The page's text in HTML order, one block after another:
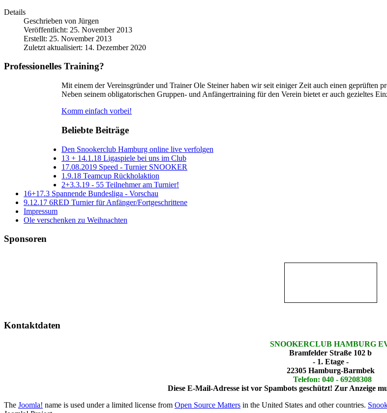
Details
Geschrieben von Jürgen
Veröffentlicht: 25. November 2013
Erstellt: 25. November 2013
Zuletzt aktualisiert: 14. Dezember 2020
Professionelles Training?
Mit einem der Vereinsgründer und Trainer Ole Steiner haben wir seit einiger Zeit auch einen geprüften
Neben seinem obligatorischen Gruppen- und Anfängertraining für den Verein bietet er auch gezieltes
Komm einfach vorbei!
Beliebte Beiträge
Den Snookerclub Hamburg online live verfolgen
13 + 14.1.18 Ligaspiele bei uns im Club
17.08.2019 Speed - Turnier SNOOKER
1.9.18 Teamcup Rückholaktion
2+3.3.19 - 55 Teilnehmer am Turnier!
16+17.3 Spannende Bundesliga - Vorschau
9.12.17 6RED Turnier für Anfänger/Fortgeschrittene
Impressum
Ole verschenken zu Weihnachten
Sponsoren
Kontaktdaten
SNOOKERCLUB HAMBURG
Bramfelder Straße 102 b
- 1. Etage -
22305 Hamburg-Barmbek
Telefon: 040 - 69208308
Diese E-Mail-Adresse ist vor Spambots geschützt! Zur Anzeige
The Joomla! name is used under a limited license from Open Source Matters in the United States and other countries.